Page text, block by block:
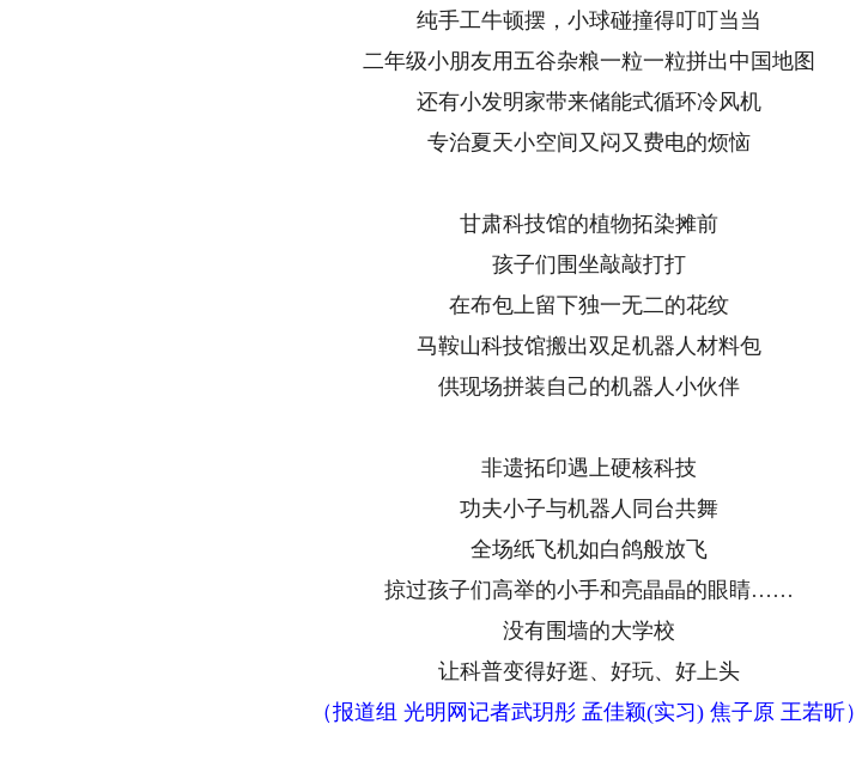
纯手工牛顿摆，小球碰撞得叮叮当当
二年级小朋友用五谷杂粮一粒一粒拼出中国地图
还有小发明家带来储能式循环冷风机
专治夏天小空间又闷又费电的烦恼
甘肃科技馆的植物拓染摊前
孩子们围坐敲敲打打
在布包上留下独一无二的花纹
马鞍山科技馆搬出双足机器人材料包
供现场拼装自己的机器人小伙伴
非遗拓印遇上硬核科技
功夫小子与机器人同台共舞
全场纸飞机如白鸽般放飞
掠过孩子们高举的小手和亮晶晶的眼睛……
没有围墙的大学校
让科普变得好逛、好玩、好上头
（报道组 光明网记者武玥彤 孟佳颖(实习) 焦子原 王若昕）